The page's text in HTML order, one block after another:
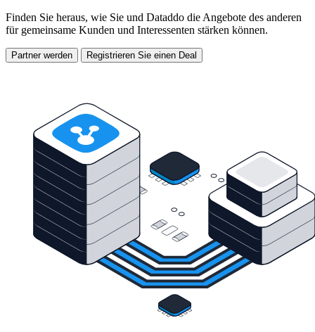
Finden Sie heraus, wie Sie und Dataddo die Angebote des anderen
für gemeinsame Kunden und Interessenten stärken können.
Partner werden Registrieren Sie einen Deal